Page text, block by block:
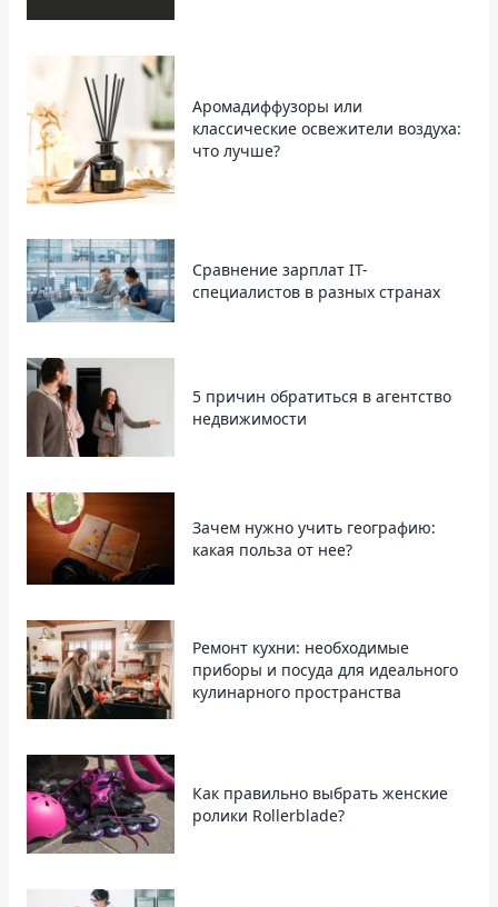
Аромадиффузоры или
классические освежители воздуха:
что лучше?
Сравнение зарплат IT-
специалистов в разных странах
5 причин обратиться в агентство
недвижимости
Зачем нужно учить географию:
какая польза от нее?
Ремонт кухни: необходимые
приборы и посуда для идеального
кулинарного пространства
Как правильно выбрать женские
ролики Rollerblade?